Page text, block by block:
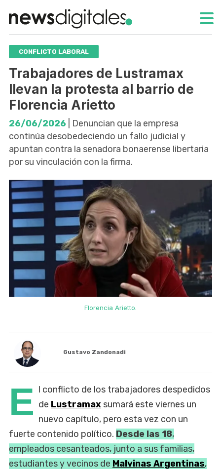
CONFLICTO LABORAL
Trabajadores de Lustramax
llevan la protesta al barrio de
Florencia Arietto
26/06/2026 | Denuncian que la empresa
continúa desobedeciendo un fallo judicial y
apuntan contra la senadora bonaerense libertaria
por su vinculación con la firma.
Florencia Arietto.
Gustavo Zandonadi
E l conflicto de los trabajadores despedidos
de Lustramax sumará este viernes un
nuevo capítulo, pero esta vez con un
fuerte contenido político. Desde las 18,
empleados cesanteados, junto a sus familias,
estudiantes y vecinos de Malvinas Argentinas,